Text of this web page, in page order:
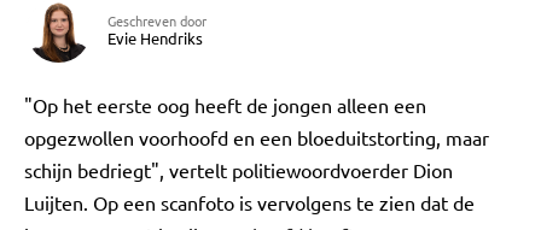
Geschreven door
Evie Hendriks
"Op het eerste oog heeft de jongen alleen een
opgezwollen voorhoofd en een bloeduitstorting, maar
schijn bedriegt", vertelt politiewoordvoerder Dion
Luijten. Op een scanfoto is vervolgens te zien dat de